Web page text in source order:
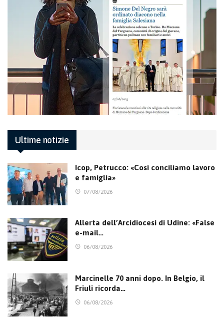
Ultime notizie
Icop, Petrucco: «Così conciliamo lavoro
e famiglia»
07/08/2026
Allerta dell’Arcidiocesi di Udine: «False
e-mail…
06/08/2026
Marcinelle 70 anni dopo. In Belgio, il
Friuli ricorda…
06/08/2026